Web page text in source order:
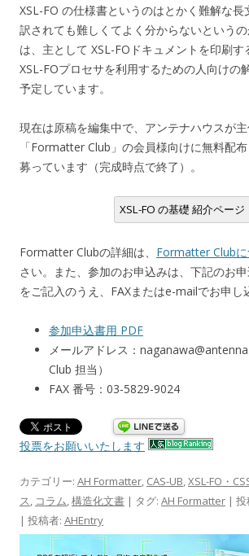
XSL-FO の仕様書というのはとかく難解な
訳されても難しくてよく分からないという
は、主として XSL-FOドキュメントを印刷す
XSL-FOプロセサを利用するための人向けの
予定しています。
現在は原稿を編集中で、アンテナハウスが
「Formatter Club」の会員様向けに無料配
募っています（完成時点で終了）。
XSL-FO の基礎 紹介ページ
Formatter Clubの詳細は、 Formatter Club
さい。また、参加のお申込みは、下記のお
をご記入のうえ、FAXまたはe-mailでお申し
参加申込書用 PDF
メールアドレス：
Club 担当）
FAX 番号：03-5829-9024
投票をお願いいたします
カテゴリー: AH Formatter, CAS-UB,XSL-FO・
ス, コラム,構造化文書 | タグ: AH Formatter | 投
| 投稿者: AHEntry